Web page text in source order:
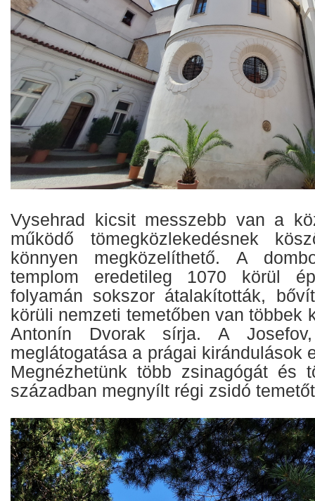
Vysehrad kicsit messzebb van a
működő tömegközlekedésnek
könnyen megközelíthető. A
templom eredetileg 1070 körül
folyamán sokszor átalakították,
körüli nemzeti temetőben van többek
Antonín Dvorak sírja. A
meglátogatása a prágai kirándulások
Megnézhetünk több zsinagógát és
században megnyílt régi zsidó